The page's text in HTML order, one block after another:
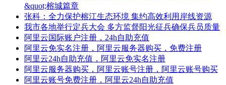
&quot;榕城篇章
张科：全力保护榕江生态环境 集约高效利用岸线资源
我市各地举行定兵大会 多方监督阳光征兵确保兵员质量
阿里云国际账户注册，24h自助充值
阿里云免实名注册，阿里云服务器购买，免费注册
阿里云24h自助充值，阿里云免实名注册
阿里云服务器购买，阿里云账号注册，阿里云账号购买
阿里云账号免费注册，阿里云24h自助充值